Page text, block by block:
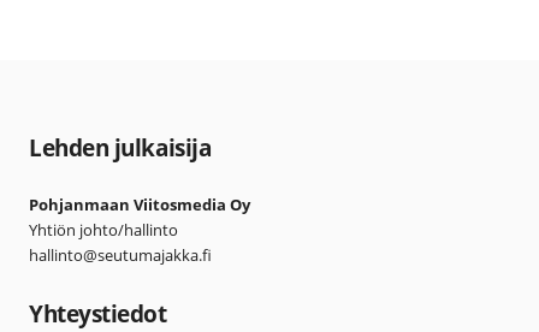
Lehden julkaisija
Pohjanmaan Viitosmedia Oy
Yhtiön johto/hallinto
hallinto@seutumajakka.fi
Yhteystiedot